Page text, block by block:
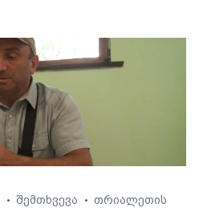
• შემთხვევა • თრიალეთის